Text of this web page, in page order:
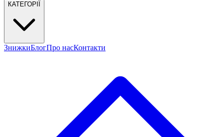
КАТЕГОРІЇ
ЗнижкиБлогПро насКонтакти